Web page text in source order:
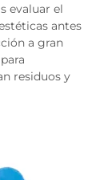
evaluar el
antes
a gran
residuos y